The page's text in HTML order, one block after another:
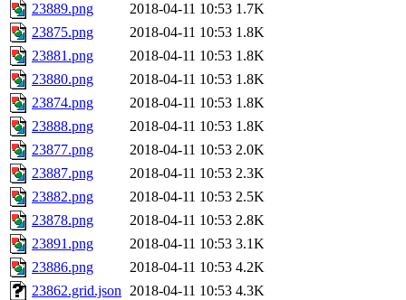
23889.png
2018-04-11 10:53 1.7K
23875.png
2018-04-11 10:53 1.8K
23881.png
2018-04-11 10:53 1.8K
23880.png
2018-04-11 10:53 1.8K
23874.png
2018-04-11 10:53 1.8K
23888.png
2018-04-11 10:53 1.8K
23877.png
2018-04-11 10:53 2.0K
23887.png
2018-04-11 10:53 2.3K
23882.png
2018-04-11 10:53 2.5K
23878.png
2018-04-11 10:53 2.8K
23891.png
2018-04-11 10:53 3.1K
23886.png
2018-04-11 10:53 4.2K
23862.grid.json 2018-04-11 10:53 4.3K